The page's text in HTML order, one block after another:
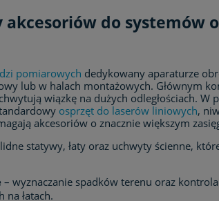
do systemów
pomiarowych dedykowany aparaturze
lub w halach montażowych. Głównym
wiązkę na dużych odległościach.
osprzęt do laserów liniowych,
akcesoriów o znacznie większym
statywy, łaty oraz uchwyty ścienne,
– wyznaczanie spadków terenu oraz
łatach.